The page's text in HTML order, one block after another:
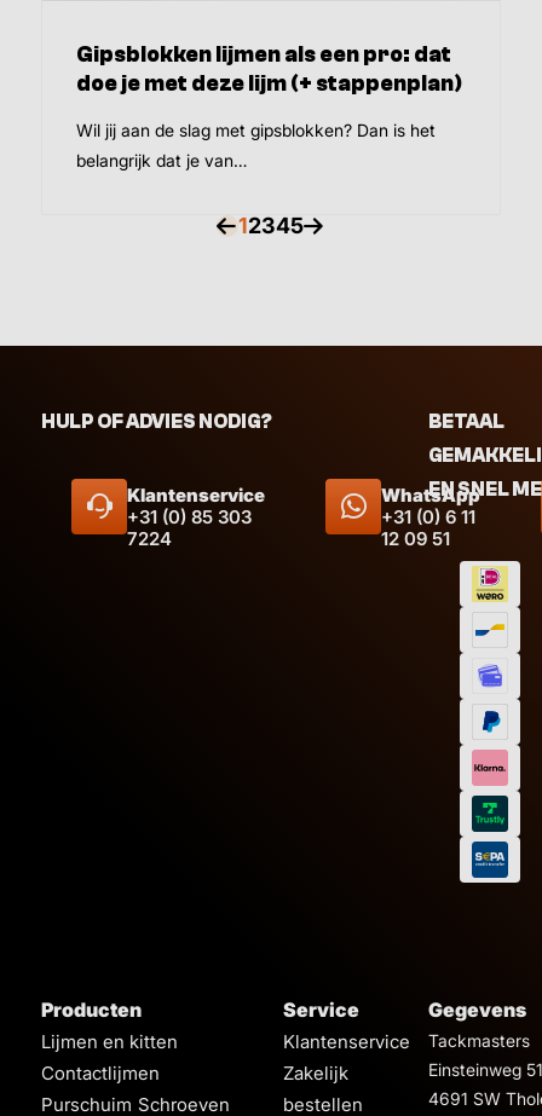
Gipsblokken lijmen als een pro: dat
doe je met deze lijm (+ stappenplan)
Wil jij aan de slag met gipsblokken? Dan is het
belangrijk dat je van…
12345
HULP OF ADVIES NODIG?
Klantenservice
+31 (0) 85 303
7224
WhatsApp
+31 (0) 6 11
12 09 51
BETAAL
EN SNEL
Producten
Lijmen en kitten
Contactlijmen
Purschuim Schroeven
Service
Klantenservice
Zakelijk
bestellen
Gegevens
Tackmasters
Einsteinweg 51
4691 SW